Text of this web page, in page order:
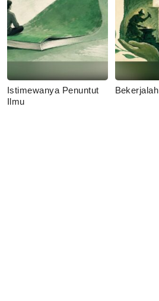
Istimewanya Penuntut
Ilmu
Bekerjalah